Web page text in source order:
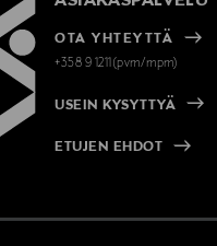
OTA YHTEYTTÄ
+358 9 1211(pvm/mpm)
USEIN KYSYTTYÄ
ETUJEN EHDOT